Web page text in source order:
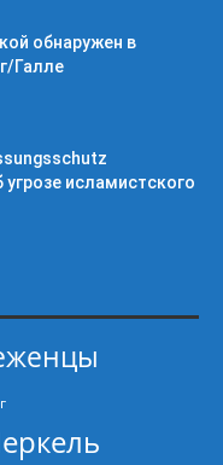
обнаружен в
Галле
исламистского